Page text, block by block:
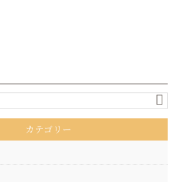
カテゴリー